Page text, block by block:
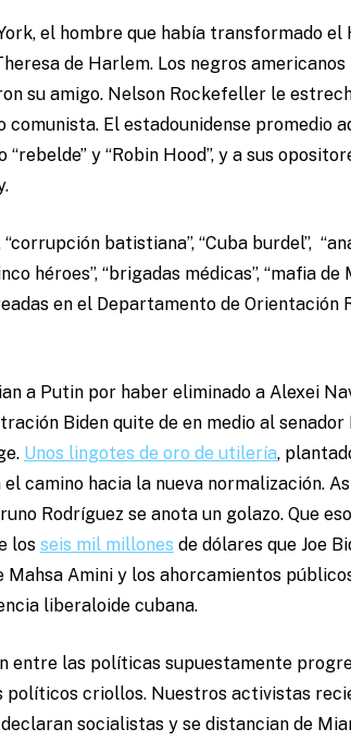
el hombre que había transformado
de Harlem. Los negros
su amigo. Nelson Rockefeller le
comunista. El estadounidense promedio
y “Robin Hood”, y a sus
“corrupción batistiana”, “Cuba burdel”,
héroes”, “brigadas médicas”, “mafia de
en el Departamento de Orientación
a Putin por haber eliminado a Alexei
Biden quite de en medio al
Unos lingotes de oro de utilería,
el camino hacia la nueva normalización.
Rodríguez se anota un golazo. Que
los seis mil millones de dólares que Joe
Mahsa Amini y los ahorcamientos
liberaloide cubana.
entre las políticas supuestamente
políticos criollos. Nuestros activistas
socialistas y se distancian de